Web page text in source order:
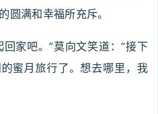
圆满和幸福所充斥。
回家吧。”莫向文笑道：“接下
蜜月旅行了。想去哪里，我